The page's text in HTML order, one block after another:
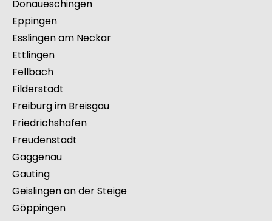
Calw
Crailsheim
Emmendingen
Donaueschingen
Eppingen
Esslingen am Neckar
Ettlingen
Fellbach
Filderstadt
Freiburg im Breisgau
Friedrichshafen
Freudenstadt
Gaggenau